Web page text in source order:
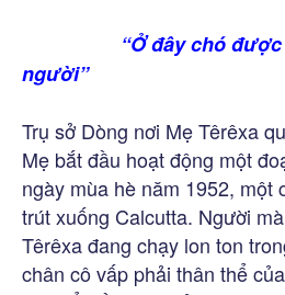
“Ở đây chó được
người”
Trụ sở Dòng nơi Mẹ Têrêxa
Mẹ bắt đầu hoạt động một
ngày mùa hè năm 1952, một
trút xuống Calcutta. Người
Têrêxa đang chạy lon ton
chân cô vấp phải thân thể